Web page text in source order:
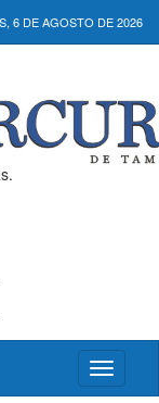
6 DE AGOSTO DE 2026
Activar/
menú